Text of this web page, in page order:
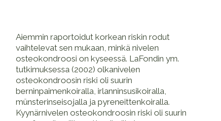
Aiemmin raportoidut korkean riskin rodut
vaihtelevat sen mukaan, minkä nivelen
osteokondroosi on kyseessä. LaFondin ym.
tutkimuksessa (2002) olkanivelen
osteokondroosin riski oli suurin
berninpaimenkoiralla, irlanninsusikoiralla,
münsterinseisojalla ja pyreneittenkoiralla.
Kyynärnivelen osteokondroosin riski oli suurin